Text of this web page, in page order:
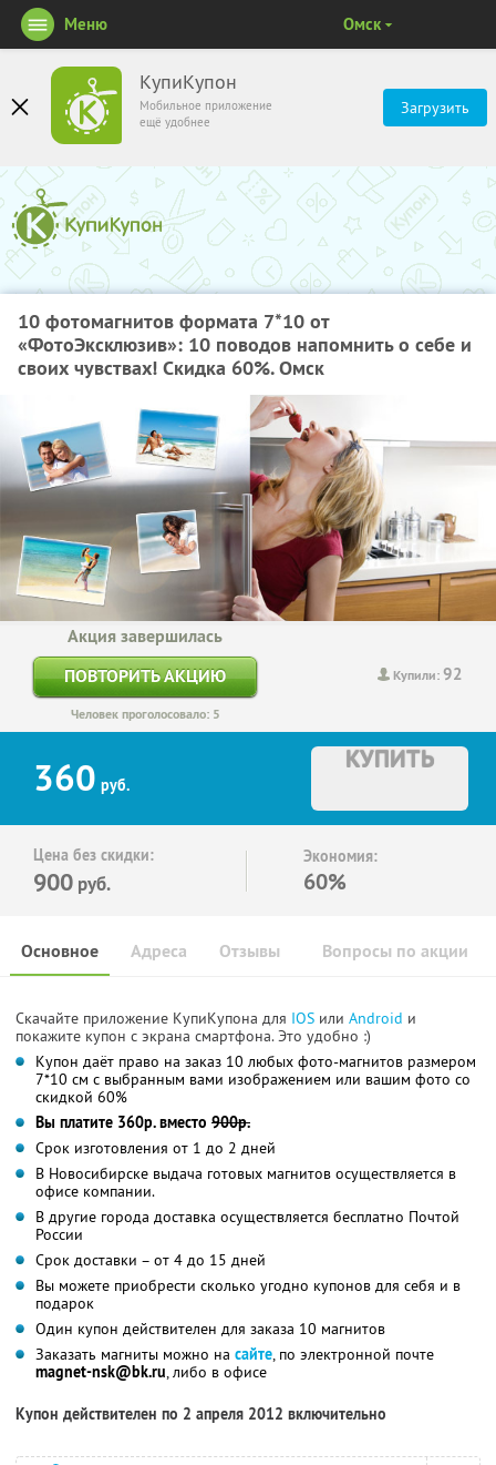
КупиКупон
Мобильное приложение
ещё удобнее
Загрузить
Меню Омск
10 фотомагнитов формата 7*10 от
«ФотоЭксклюзив»: 10 поводов напомнить о себе и
своих чувствах! Скидка 60%. Омск
Купили:92
Акция завершилась
ПОВТОРИТЬ АКЦИЮ
Человек проголосовало: 5
360 руб.
КУПИТЬ
Цена без скидки:
900 руб.
Экономия:
60%
Основное Отзывы Вопросы по акции
Адреса
Скачайте приложение КупиКупона для IOS или Android и
покажите купон с экрана смартфона. Это удобно :)
Купон даёт право на заказ 10 любых фото-магнитов размером
7*10 см с выбранным вами изображением или вашим фото со
скидкой 60%
Вы платите 360р. вместо 900р.
Срок изготовления от 1 до 2 дней
В Новосибирске выдача готовых магнитов осуществляется в
офисе компании.
В другие города доставка осуществляется бесплатно Почтой
России
Срок доставки – от 4 до 15 дней
Вы можете приобрести сколько угодно купонов для себя и в
подарок
Один купон действителен для заказа 10 магнитов
Заказать магниты можно на сайте, по электронной почте
magnet-nsk@bk.ru, либо в офисе
Купон действителен по 2 апреля 2012 включительно